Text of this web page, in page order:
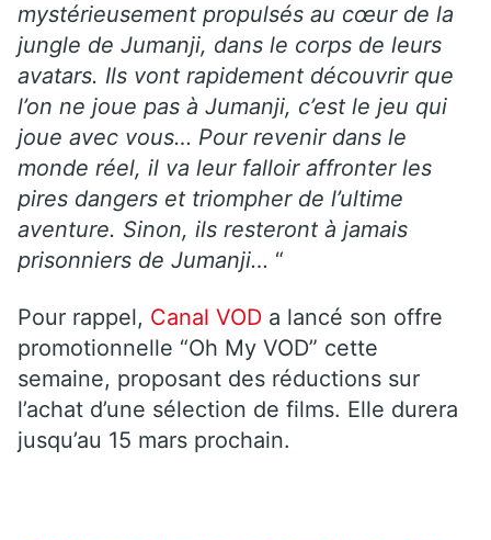
mystérieusement propulsés au cœur de la
jungle de Jumanji, dans le corps de leurs
avatars. Ils vont rapidement découvrir que
l’on ne joue pas à Jumanji, c’est le jeu qui
joue avec vous… Pour revenir dans le
monde réel, il va leur falloir affronter les
pires dangers et triompher de l’ultime
aventure. Sinon, ils resteront à jamais
prisonniers de Jumanji… “
Pour rappel, Canal VOD a lancé son offre
promotionnelle “Oh My VOD” cette
semaine, proposant des réductions sur
l’achat d’une sélection de films. Elle durera
jusqu’au 15 mars prochain.